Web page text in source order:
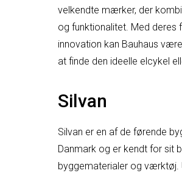
velkendte mærker, der
og funktionalitet. Med deres
innovation kan Bauhaus
at finde den ideelle elcykel
Silvan
Silvan er en af de førende
Danmark og er kendt for sit
byggematerialer og værktøj.